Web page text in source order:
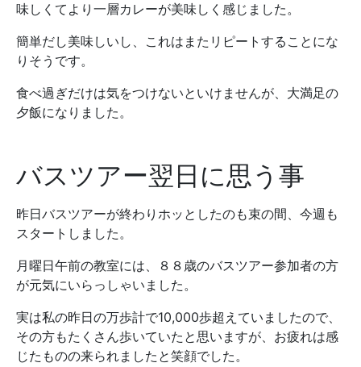
味しくてより一層カレーが美味しく感じました。
簡単だし美味しいし、これはまたリピートすることにな
りそうです。
食べ過ぎだけは気をつけないといけませんが、大満足の
夕飯になりました。
バスツアー翌日に思う事
昨日バスツアーが終わりホッとしたのも束の間、今週も
スタートしました。
月曜日午前の教室には、８８歳のバスツアー参加者の方
が元気にいらっしゃいました。
実は私の昨日の万歩計で10,000歩超えていましたので、
その方もたくさん歩いていたと思いますが、お疲れは感
じたものの来られましたと笑顔でした。